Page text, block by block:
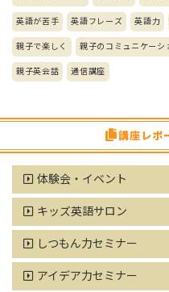
英語が苦手 英語フレーズ 英語力
親子で楽しく 親子のコミュニケーシ
親子英会話 通信講座
講座レポ
体験会・イベント
キッズ英語サロン
しつもん力セミナー
アイデア力セミナー